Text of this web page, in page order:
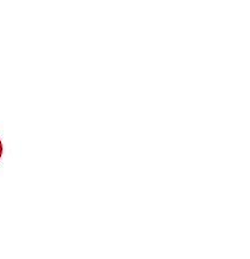
e LIBRAS